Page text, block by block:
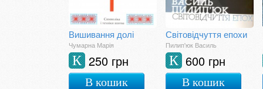
Вишивання долі
Чумарна Марія
250 грн
К
В кошик
Світовідчуття епохи
Пилип'юк Василь
600 грн
К
В кошик